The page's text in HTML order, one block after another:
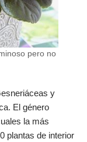
pero no
y
El género
la más
plantas de interior